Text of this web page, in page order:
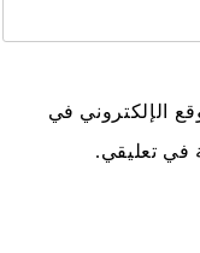
الإلكتروني في
في تعليقي.